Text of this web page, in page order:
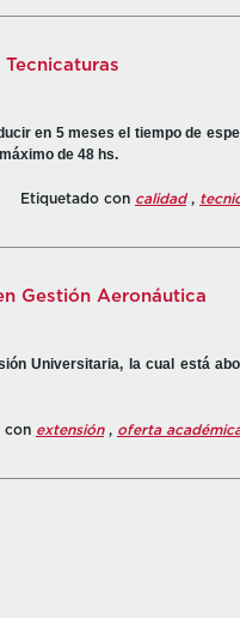
en 5 meses el tiempo de
de 48 hs.
Etiquetado con calidad,
Gestión Aeronáutica
Universitaria, la cual está
con extensión, oferta